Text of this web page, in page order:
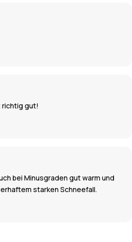
richtig gut!
bei Minusgraden gut warm und
starken Schneefall.